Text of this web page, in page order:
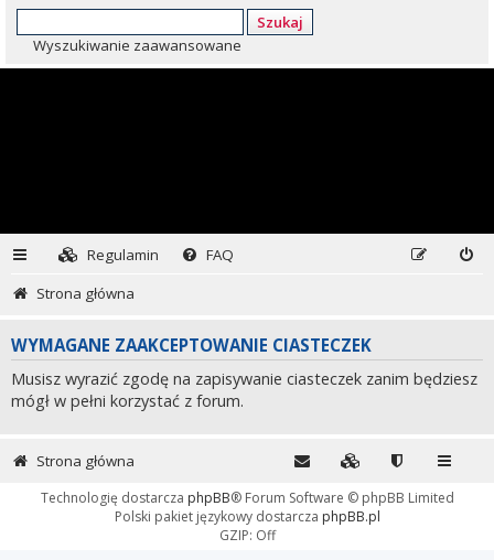
Szukaj
Wyszukiwanie zaawansowane
Regulamin
FAQ
Strona główna
WYMAGANE ZAAKCEPTOWANIE CIASTECZEK
Musisz wyrazić zgodę na zapisywanie ciasteczek zanim będziesz
mógł w pełni korzystać z forum.
Strona główna
Technologię dostarcza phpBB® Forum Software © phpBB Limited
Polski pakiet językowy dostarcza phpBB.pl
GZIP: Off